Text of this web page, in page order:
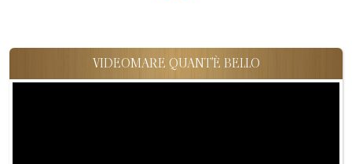
VIDEOMARE QUANT'È BELLO